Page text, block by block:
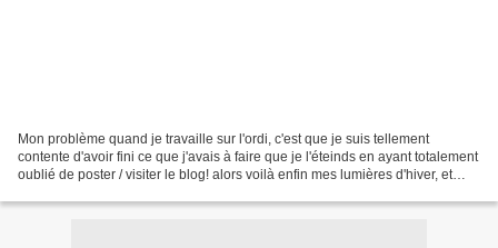
Mon problème quand je travaille sur l'ordi, c'est que je suis tellement
contente d'avoir fini ce que j'avais à faire que je l'éteinds en ayant totalement
oublié de poster / visiter le blog! alors voilà enfin mes lumières d'hiver, et